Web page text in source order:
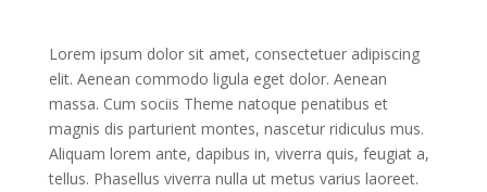
Lorem ipsum dolor sit amet, consectetuer adipiscing
elit. Aenean commodo ligula eget dolor. Aenean
massa. Cum sociis Theme natoque penatibus et
magnis dis parturient montes, nascetur ridiculus mus.
Aliquam lorem ante, dapibus in, viverra quis, feugiat a,
tellus. Phasellus viverra nulla ut metus varius laoreet.